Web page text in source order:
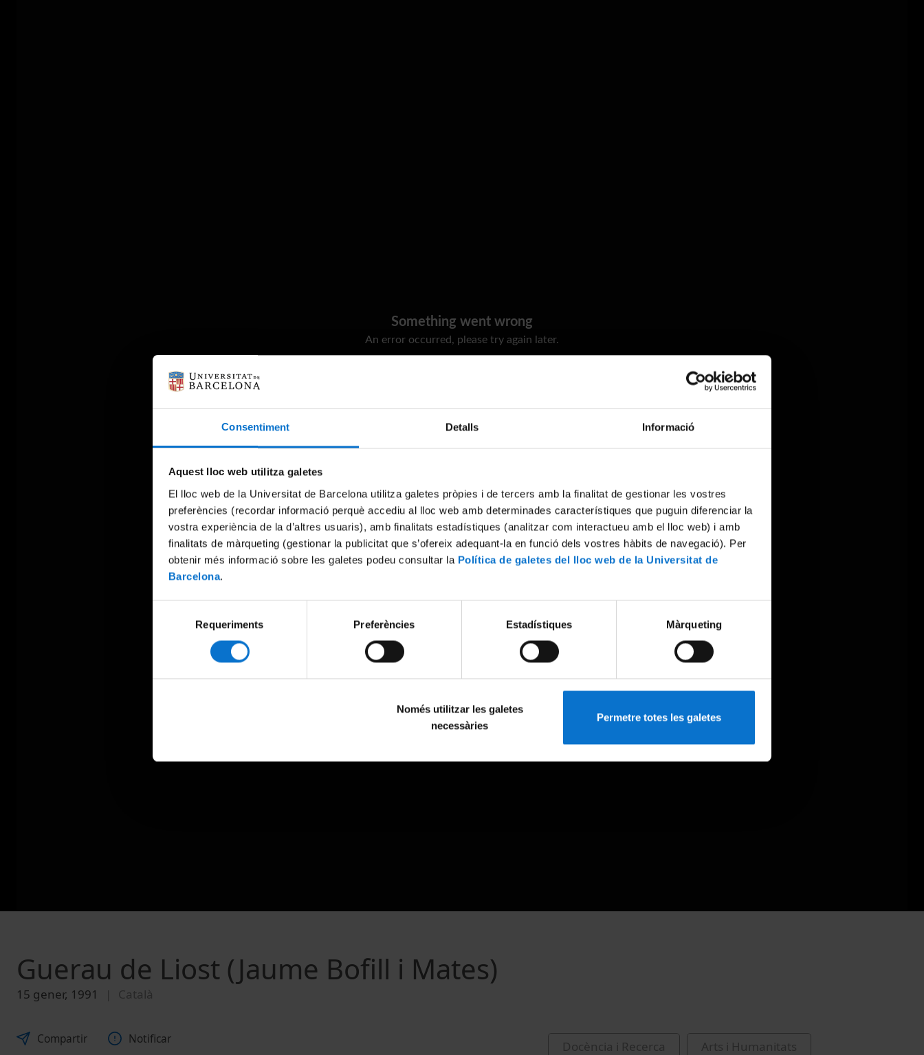
Consentiment Detalls Informació
Aquest lloc web utilitza galetes
El lloc web de la Universitat de Barcelona utilitza galetes pròpies i de tercers amb la finalitat de gestionar les vostres
preferències (recordar informació perquè accediu al lloc web amb determinades característiques que puguin diferenciar la
vostra experiència de la d’altres usuaris), amb finalitats estadístiques (analitzar com interactueu amb el lloc web) i amb
finalitats de màrqueting (gestionar la publicitat que s’ofereix adequant-la en funció dels vostres hàbits de navegació). Per
obtenir més informació sobre les galetes podeu consultar la Política de galetes del lloc web de la Universitat de
Barcelona.
consentiment
Requeriments Preferències Estadístiques Màrqueting
Només utilitzar les galetes
necessàries
Permetre totes les galetes
Something went wrong
An error occurred, please try again later.
Guerau de Liost (Jaume Bofill i Mates)
15 gener, 1991 Català
Compartir Notificar Docència i Recerca
Arts i Humanitats